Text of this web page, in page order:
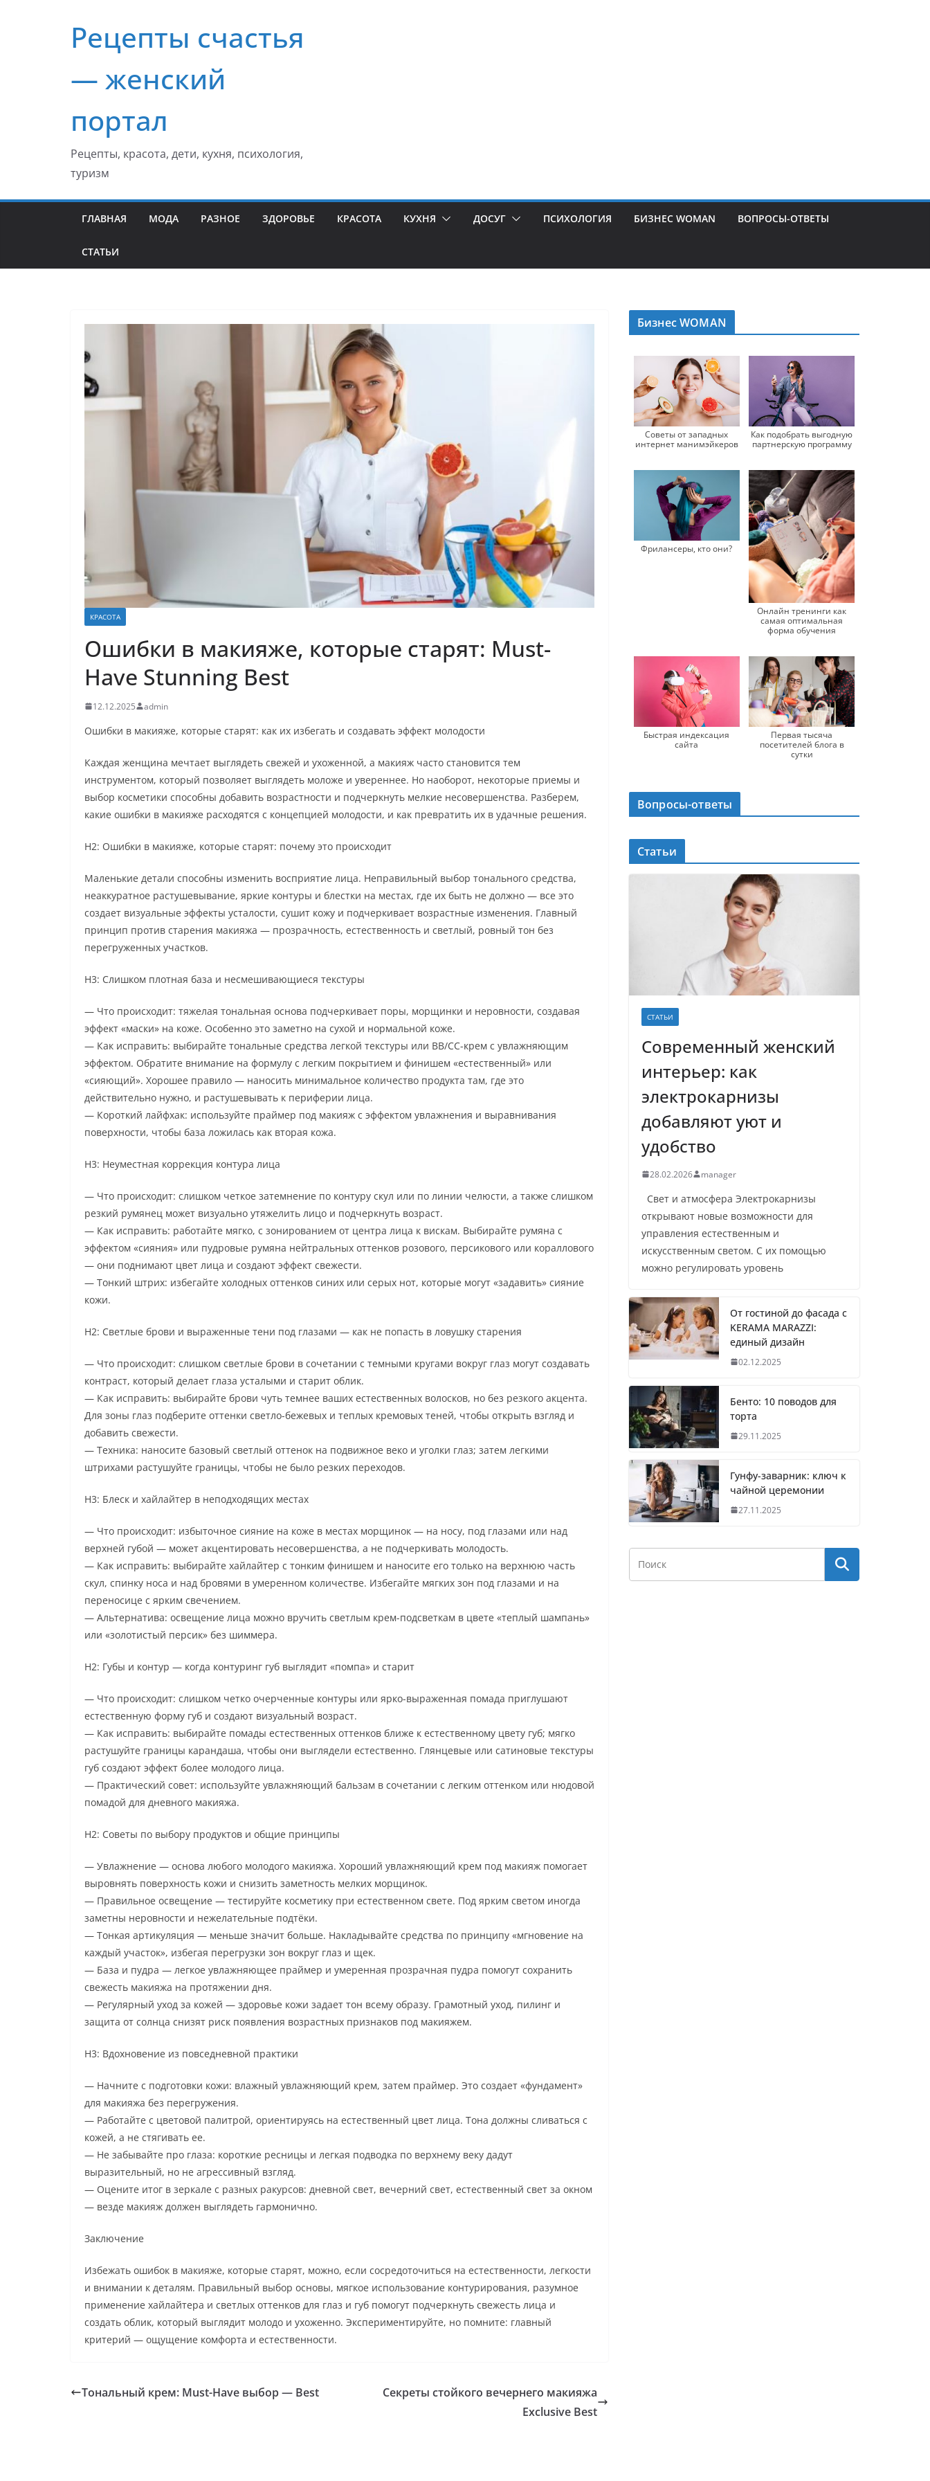
содержимомуРецепты счастья
— женский
портал
Рецепты, красота, дети, кухня, психология,
туризм
ГЛАВНАЯ МОДА РАЗНОЕ ЗДОРОВЬЕ КРАСОТА КУХНЯ ДОСУГ ПСИХОЛОГИЯ БИЗНЕС WOMAN ВОПРОСЫ-ОТВЕТЫ
СТАТЬИ
КРАСОТА
Ошибки в макияже, которые старят: Must-
Have Stunning Best
12.12.2025 admin
Ошибки в макияже, которые старят: как их избегать и создавать эффект молодости
Каждая женщина мечтает выглядеть свежей и ухоженной, а макияж часто становится тем
инструментом, который позволяет выглядеть моложе и увереннее. Но наоборот, некоторые приемы и
выбор косметики способны добавить возрастности и подчеркнуть мелкие несовершенства. Разберем,
какие ошибки в макияже расходятся с концепцией молодости, и как превратить их в удачные решения.
H2: Ошибки в макияже, которые старят: почему это происходит
Маленькие детали способны изменить восприятие лица. Неправильный выбор тонального средства,
неаккуратное растушевывание, яркие контуры и блестки на местах, где их быть не должно — все это
создает визуальные эффекты усталости, сушит кожу и подчеркивает возрастные изменения. Главный
принцип против старения макияжа — прозрачность, естественность и светлый, ровный тон без
перегруженных участков.
H3: Слишком плотная база и несмешивающиеся текстуры
— Что происходит: тяжелая тональная основа подчеркивает поры, морщинки и неровности, создавая
эффект «маски» на коже. Особенно это заметно на сухой и нормальной коже.
— Как исправить: выбирайте тональные средства легкой текстуры или BB/CC-крем с увлажняющим
эффектом. Обратите внимание на формулу с легким покрытием и финишем «естественный» или
«сияющий». Хорошее правило — наносить минимальное количество продукта там, где это
действительно нужно, и растушевывать к периферии лица.
— Короткий лайфхак: используйте праймер под макияж с эффектом увлажнения и выравнивания
поверхности, чтобы база ложилась как вторая кожа.
H3: Неуместная коррекция контура лица
— Что происходит: слишком четкое затемнение по контуру скул или по линии челюсти, а также слишком
резкий румянец может визуально утяжелить лицо и подчеркнуть возраст.
— Как исправить: работайте мягко, с зонированием от центра лица к вискам. Выбирайте румяна с
эффектом «сияния» или пудровые румяна нейтральных оттенков розового, персикового или кораллового
— они поднимают цвет лица и создают эффект свежести.
— Тонкий штрих: избегайте холодных оттенков синих или серых нот, которые могут «задавить» сияние
кожи.
H2: Светлые брови и выраженные тени под глазами — как не попасть в ловушку старения
— Что происходит: слишком светлые брови в сочетании с темными кругами вокруг глаз могут создавать
контраст, который делает глаза усталыми и старит облик.
— Как исправить: выбирайте брови чуть темнее ваших естественных волосков, но без резкого акцента.
Для зоны глаз подберите оттенки светло-бежевых и теплых кремовых теней, чтобы открыть взгляд и
добавить свежести.
— Техника: наносите базовый светлый оттенок на подвижное веко и уголки глаз; затем легкими
штрихами растушуйте границы, чтобы не было резких переходов.
H3: Блеск и хайлайтер в неподходящих местах
— Что происходит: избыточное сияние на коже в местах морщинок — на носу, под глазами или над
верхней губой — может акцентировать несовершенства, а не подчеркивать молодость.
— Как исправить: выбирайте хайлайтер с тонким финишем и наносите его только на верхнюю часть
скул, спинку носа и над бровями в умеренном количестве. Избегайте мягких зон под глазами и на
переносице с ярким свечением.
— Альтернатива: освещение лица можно вручить светлым крем-подсветкам в цвете «теплый шампань»
или «золотистый персик» без шиммера.
H2: Губы и контур — когда контуринг губ выглядит «помпа» и старит
— Что происходит: слишком четко очерченные контуры или ярко-выраженная помада приглушают
естественную форму губ и создают визуальный возраст.
— Как исправить: выбирайте помады естественных оттенков ближе к естественному цвету губ; мягко
растушуйте границы карандаша, чтобы они выглядели естественно. Глянцевые или сатиновые текстуры
губ создают эффект более молодого лица.
— Практический совет: используйте увлажняющий бальзам в сочетании с легким оттенком или нюдовой
помадой для дневного макияжа.
H2: Советы по выбору продуктов и общие принципы
— Увлажнение — основа любого молодого макияжа. Хороший увлажняющий крем под макияж помогает
выровнять поверхность кожи и снизить заметность мелких морщинок.
— Правильное освещение — тестируйте косметику при естественном свете. Под ярким светом иногда
заметны неровности и нежелательные подтёки.
— Тонкая артикуляция — меньше значит больше. Накладывайте средства по принципу «мгновение на
каждый участок», избегая перегрузки зон вокруг глаз и щек.
— База и пудра — легкое увлажняющее праймер и умеренная прозрачная пудра помогут сохранить
свежесть макияжа на протяжении дня.
— Регулярный уход за кожей — здоровье кожи задает тон всему образу. Грамотный уход, пилинг и
защита от солнца снизят риск появления возрастных признаков под макияжем.
H3: Вдохновение из повседневной практики
— Начните с подготовки кожи: влажный увлажняющий крем, затем праймер. Это создает «фундамент»
для макияжа без перегружения.
— Работайте с цветовой палитрой, ориентируясь на естественный цвет лица. Тона должны сливаться с
кожей, а не стягивать ее.
— Не забывайте про глаза: короткие ресницы и легкая подводка по верхнему веку дадут
выразительный, но не агрессивный взгляд.
— Оцените итог в зеркале с разных ракурсов: дневной свет, вечерний свет, естественный свет за окном
— везде макияж должен выглядеть гармонично.
Заключение
Избежать ошибок в макияже, которые старят, можно, если сосредоточиться на естественности, легкости
и внимании к деталям. Правильный выбор основы, мягкое использование контурирования, разумное
применение хайлайтера и светлых оттенков для глаз и губ помогут подчеркнуть свежесть лица и
создать облик, который выглядит молодо и ухоженно. Экспериментируйте, но помните: главный
критерий — ощущение комфорта и естественности.
Тональный крем: Must-Have выбор — Best
Секреты стойкого вечернего макияжа
Exclusive Best
Бизнес WOMAN
Советы от западных
интернет манимэйкеров
Как подобрать выгодную
партнерскую программу
Фрилансеры, кто они?
Онлайн тренинги как
самая оптимальная
форма обучения
Быстрая индексация
сайта
Первая тысяча
посетителей блога в
сутки
Вопросы-ответы
Статьи
СТАТЬИ
Современный женский
интерьер: как
электрокарнизы
добавляют уют и
удобство
28.02.2026 manager
Свет и атмосфера Электрокарнизы
открывают новые возможности для
управления естественным и
искусственным светом. С их помощью
можно регулировать уровень
От гостиной до фасада с
KERAMA MARAZZI:
единый дизайн
02.12.2025
Бенто: 10 поводов для
торта
29.11.2025
Гунфу-заварник: ключ к
чайной церемонии
27.11.2025